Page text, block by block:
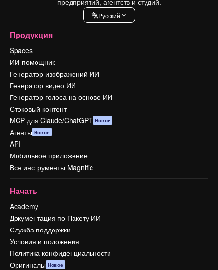
предприятий, агентств и студий.
Pусский
Продукция
Spaces
ИИ-помощник
Генератор изображений ИИ
Генератор видео ИИ
Генератор голоса на основе ИИ
Стоковый контент
MCP для Claude/ChatGPT Новое
Агенты Новое
API
Мобильное приложение
Все инструменты Magnific
Начать
Academy
Документация по Пакету ИИ
Служба поддержки
Условия и положения
Политика конфиденциальности
Оригиналы Новое